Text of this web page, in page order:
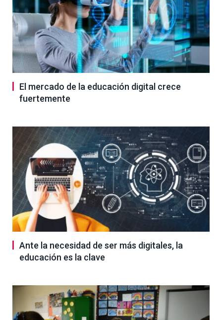
El mercado de la educación digital crece
fuertemente
Ante la necesidad de ser más digitales, la
educación es la clave